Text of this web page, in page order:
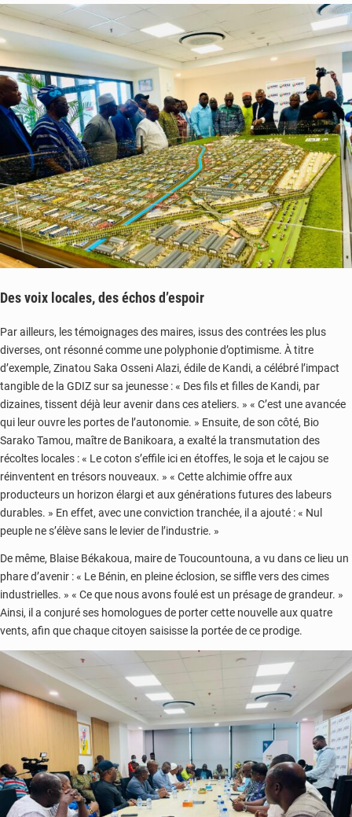
Des voix locales, des échos d’espoir
Par ailleurs, les témoignages des maires, issus des contrées les plus
diverses, ont résonné comme une polyphonie d’optimisme. À titre
d’exemple, Zinatou Saka Osseni Alazi, édile de Kandi, a célébré l’impact
tangible de la GDIZ sur sa jeunesse : « Des fils et filles de Kandi, par
dizaines, tissent déjà leur avenir dans ces ateliers. » « C’est une avancée
qui leur ouvre les portes de l’autonomie. » Ensuite, de son côté, Bio
Sarako Tamou, maître de Banikoara, a exalté la transmutation des
récoltes locales : « Le coton s’effile ici en étoffes, le soja et le cajou se
réinventent en trésors nouveaux. » « Cette alchimie offre aux
producteurs un horizon élargi et aux générations futures des labeurs
durables. » En effet, avec une conviction tranchée, il a ajouté : « Nul
peuple ne s’élève sans le levier de l’industrie. »
De même, Blaise Békakoua, maire de Toucountouna, a vu dans ce lieu un
phare d’avenir : « Le Bénin, en pleine éclosion, se siffle vers des cimes
industrielles. » « Ce que nous avons foulé est un présage de grandeur. »
Ainsi, il a conjuré ses homologues de porter cette nouvelle aux quatre
vents, afin que chaque citoyen saisisse la portée de ce prodige.